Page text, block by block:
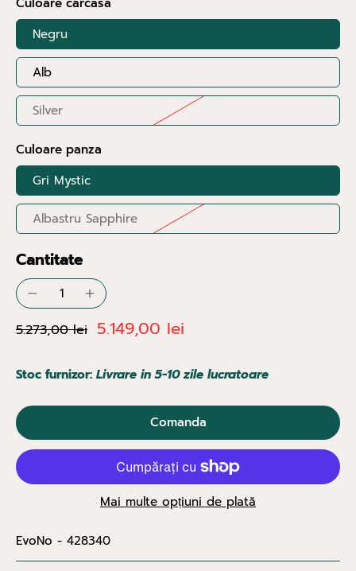
Negru
Alb
Silver
Culoare panza
Gri Mystic
Albastru Sapphire
Cantitate
5.273,00 lei 5.149,00 lei
Comanda
Mai multe opțiuni de plată
Stoc furnizor: Livrare in 5-10 zile lucratoare
EvoNo - 428340